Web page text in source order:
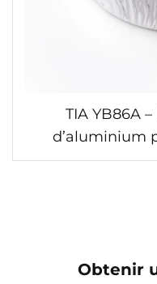
TIA YB86A
d’aluminium
individuels,
Obtenir